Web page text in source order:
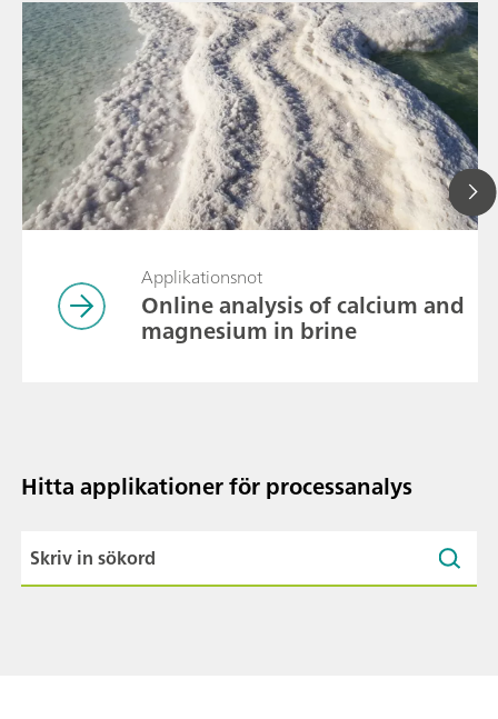
Applikationsnot
Online analysis of calcium and
magnesium in brine
Hitta applikationer för processanalys